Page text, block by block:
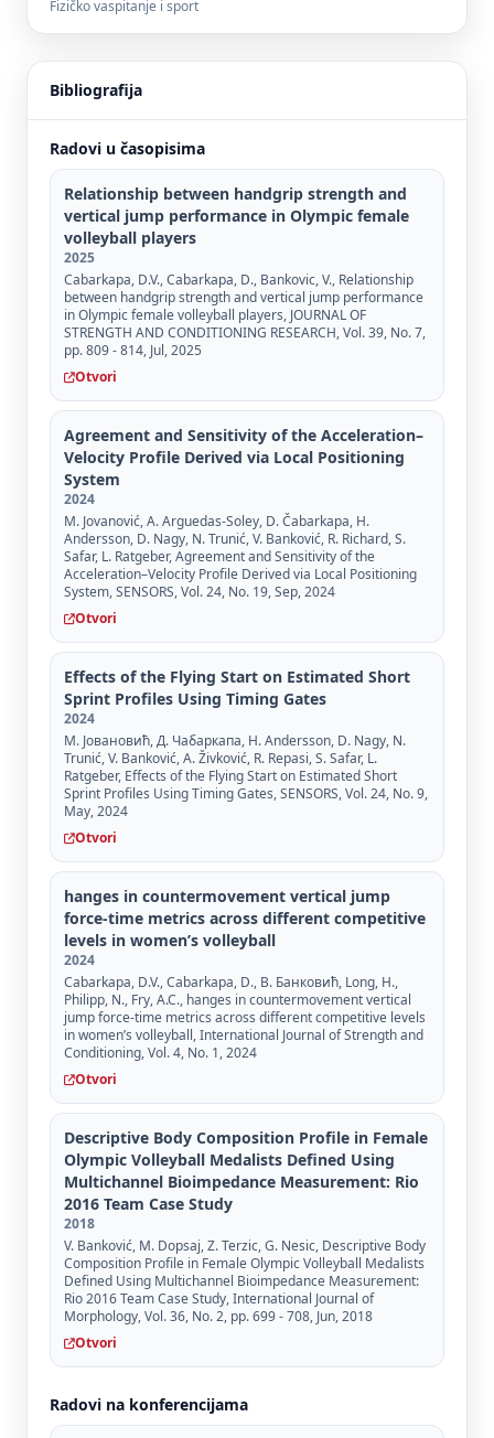
Fizičko vaspitanje i sport
Bibliografija
Radovi u časopisima
Relationship between handgrip strength and
vertical jump performance in Olympic female
volleyball players
2025
Cabarkapa, D.V., Cabarkapa, D., Bankovic, V., Relationship
between handgrip strength and vertical jump performance
in Olympic female volleyball players, JOURNAL OF
STRENGTH AND CONDITIONING RESEARCH, Vol. 39, No. 7,
pp. 809 - 814, Jul, 2025
Otvori
Agreement and Sensitivity of the Acceleration–
Velocity Profile Derived via Local Positioning
System
2024
M. Jovanović, A. Arguedas-Soley, D. Čabarkapa, H.
Andersson, D. Nagy, N. Trunić, V. Banković, R. Richard, S.
Safar, L. Ratgeber, Agreement and Sensitivity of the
Acceleration–Velocity Profile Derived via Local Positioning
System, SENSORS, Vol. 24, No. 19, Sep, 2024
Otvori
Effects of the Flying Start on Estimated Short
Sprint Profiles Using Timing Gates
2024
М. Јовановић, Д. Чабаркапа, H. Andersson, D. Nagy, N.
Trunić, V. Banković, A. Živković, R. Repasi, S. Safar, L.
Ratgeber, Effects of the Flying Start on Estimated Short
Sprint Profiles Using Timing Gates, SENSORS, Vol. 24, No. 9,
May, 2024
Otvori
hanges in countermovement vertical jump
force-time metrics across different competitive
levels in women’s volleyball
2024
Cabarkapa, D.V., Cabarkapa, D., В. Банковић, Long, H.,
Philipp, N., Fry, A.C., hanges in countermovement vertical
jump force-time metrics across different competitive levels
in women’s volleyball, International Journal of Strength and
Conditioning, Vol. 4, No. 1, 2024
Otvori
Descriptive Body Composition Profile in Female
Olympic Volleyball Medalists Defined Using
Multichannel Bioimpedance Measurement: Rio
2016 Team Case Study
2018
V. Banković, M. Dopsaj, Z. Terzic, G. Nesic, Descriptive Body
Composition Profile in Female Olympic Volleyball Medalists
Defined Using Multichannel Bioimpedance Measurement:
Rio 2016 Team Case Study, International Journal of
Morphology, Vol. 36, No. 2, pp. 699 - 708, Jun, 2018
Otvori
Radovi na konferencijama